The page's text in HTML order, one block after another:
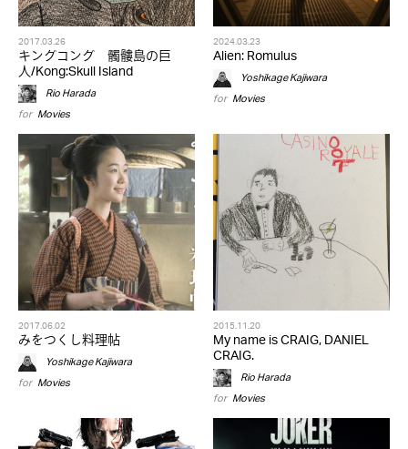
2017.03.26
キングコング 髑髏島の巨
人/Kong:Skull Island
Rio Harada
for Movies
2024.03.23
Alien: Romulus
Yoshikage Kajiwara
for Movies
2017.06.02
みをつくし料理帖
Yoshikage Kajiwara
for Movies
2015.11.20
My name is CRAIG, DANIEL
CRAIG.
Rio Harada
for Movies